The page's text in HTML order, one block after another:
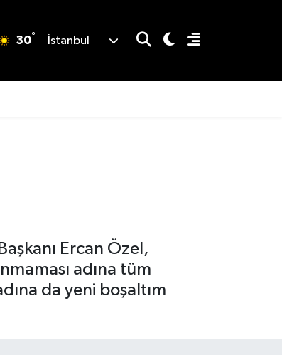
30° İstanbul
Ercan Özel,
adına tüm
da yeni boşaltım